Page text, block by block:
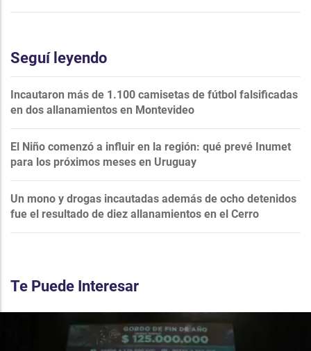
Seguí leyendo
Incautaron más de 1.100 camisetas de fútbol falsificadas
en dos allanamientos en Montevideo
El Niño comenzó a influir en la región: qué prevé Inumet
para los próximos meses en Uruguay
Un mono y drogas incautadas además de ocho detenidos
fue el resultado de diez allanamientos en el Cerro
Te Puede Interesar